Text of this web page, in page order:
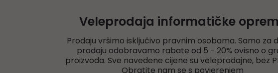
Veleprodaja informatičke
Prodaju vršimo isključivo pravnim osobama. Samo za
prodaju odobravamo rabate od 5 - 20% ovisno o
proizvoda. Sve navedene cijene su veleprodajne, bez
Obratite nam se s povjerenjem